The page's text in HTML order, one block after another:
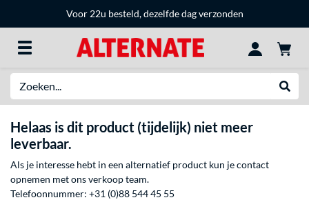
Voor 22u besteld, dezelfde dag verzonden
Helaas is dit product (tijdelijk) niet meer
leverbaar.
Als je interesse hebt in een alternatief product kun je contact
opnemen met ons verkoop team.
Telefoonnummer: +31 (0)88 544 45 55